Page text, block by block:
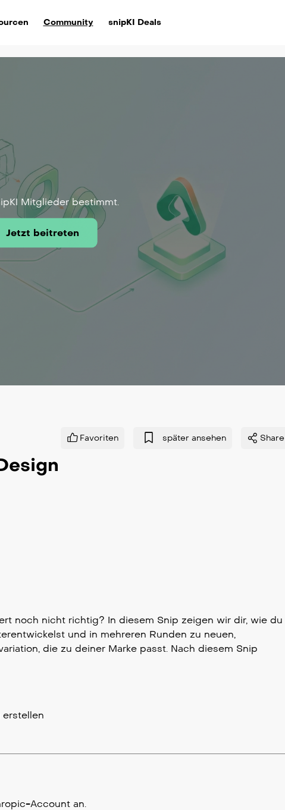
Community snipKI Deals
Mitglieder bestimmt.
Jetzt beitreten
Favoriten später ansehen Share
noch nicht richtig? In diesem Snip zeigen wir dir, wie du
und in mehreren Runden zu neuen,
die zu deiner Marke passt. Nach diesem Snip
erstellen
Account an.